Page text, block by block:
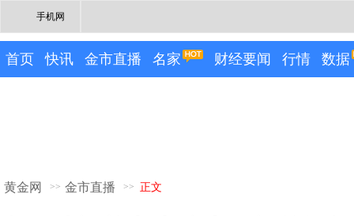
手机网
首页 快讯 金市直播 名家 财经要闻 行情 数据
黄金网 >> 金市直播 >> 正文